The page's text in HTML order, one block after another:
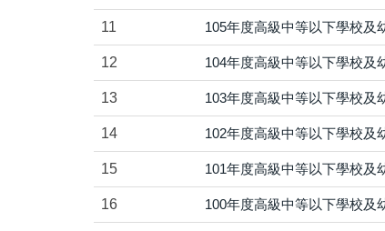
11 105年度高級中等以下學校及
12 104年度高級中等以下學校及
13 103年度高級中等以下學校及
14 102年度高級中等以下學校及
15 101年度高級中等以下學校及
16 100年度高級中等以下學校及